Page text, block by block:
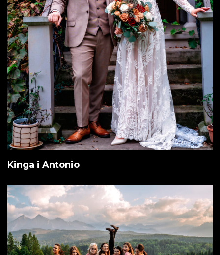
Kinga i Antonio